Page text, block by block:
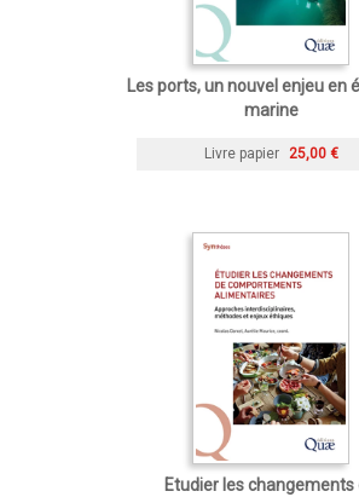
Les ports, un nouvel enjeu en
marine
Livre papier 25,00 €
Etudier les changements